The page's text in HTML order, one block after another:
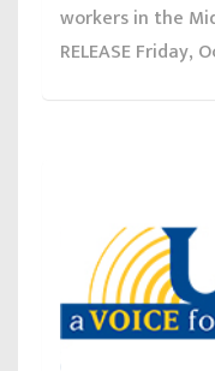
workers in the
RELEASE Friday,